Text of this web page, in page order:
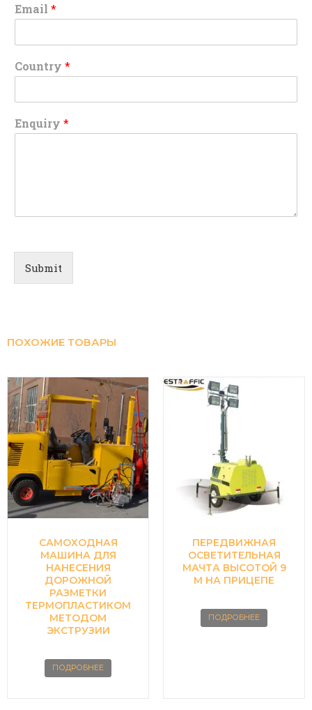
Email *
Country *
Enquiry *
Submit
ПОХОЖИЕ ТОВАРЫ
САМОХОДНАЯ
МАШИНА ДЛЯ
НАНЕСЕНИЯ
ДОРОЖНОЙ
РАЗМЕТКИ
ТЕРМОПЛАСТИКОМ
МЕТОДОМ
ЭКСТРУЗИИ
ПОДРОБНЕЕ
ПЕРЕДВИЖНАЯ
ОСВЕТИТЕЛЬНАЯ
МАЧТА ВЫСОТОЙ 9
М НА ПРИЦЕПЕ
ПОДРОБНЕЕ